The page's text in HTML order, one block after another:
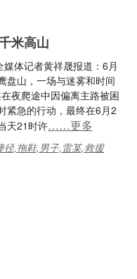
米高山
体记者黄祥晟报道：6月
盘山，一场与迷雾和时间
夜爬途中因偏离主路被困
紧急的行动，最终在6月2
天21时许……更多
径,拖鞋,男子,雷某,救援